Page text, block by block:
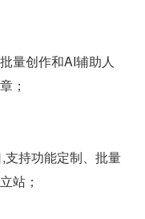
量创作和AI辅助人
；
支持功能定制、批量
站；